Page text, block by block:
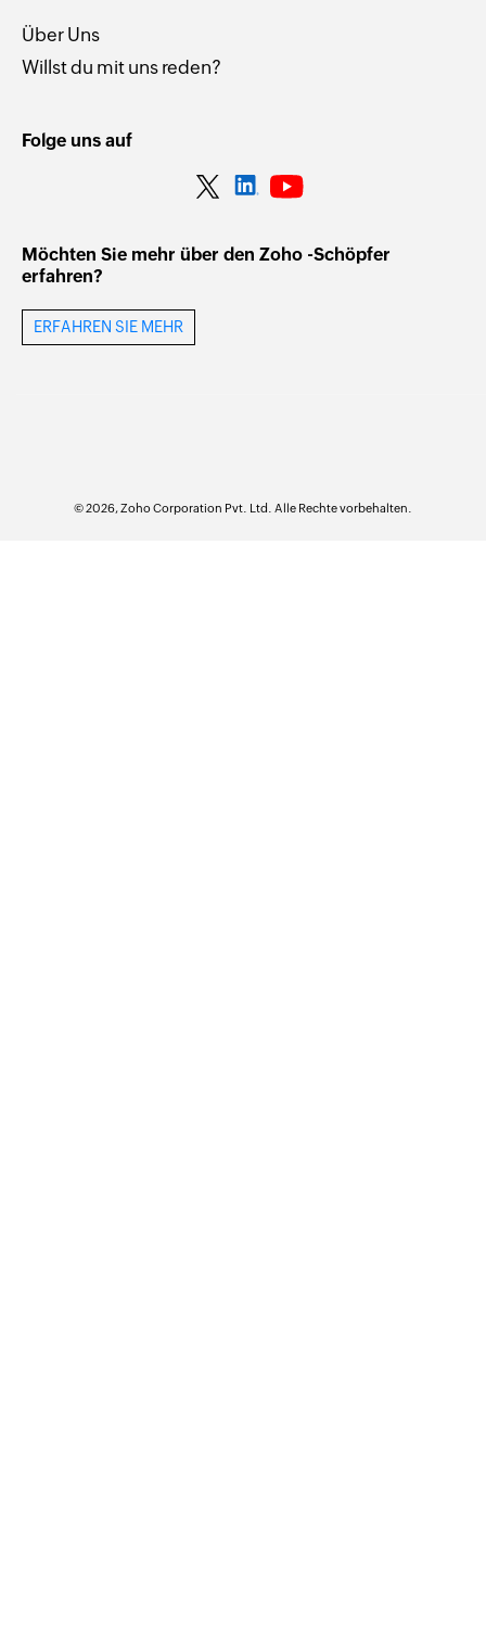
Über Uns
Willst du mit uns reden?
Folge uns auf
Möchten Sie mehr über den Zoho -Schöpfer
erfahren?
ERFAHREN SIE MEHR
© 2026, Zoho Corporation Pvt. Ltd. Alle Rechte vorbehalten.